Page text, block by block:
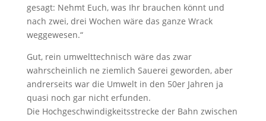
gesagt: Nehmt Euch, was Ihr brauchen könnt und
nach zwei, drei Wochen wäre das ganze Wrack
weggewesen.“
Gut, rein umwelttechnisch wäre das zwar
wahrscheinlich ne ziemlich Sauerei geworden, aber
andrerseits war die Umwelt in den 50er Jahren ja
quasi noch gar nicht erfunden.
Die Hochgeschwindigkeitsstrecke der Bahn zwischen